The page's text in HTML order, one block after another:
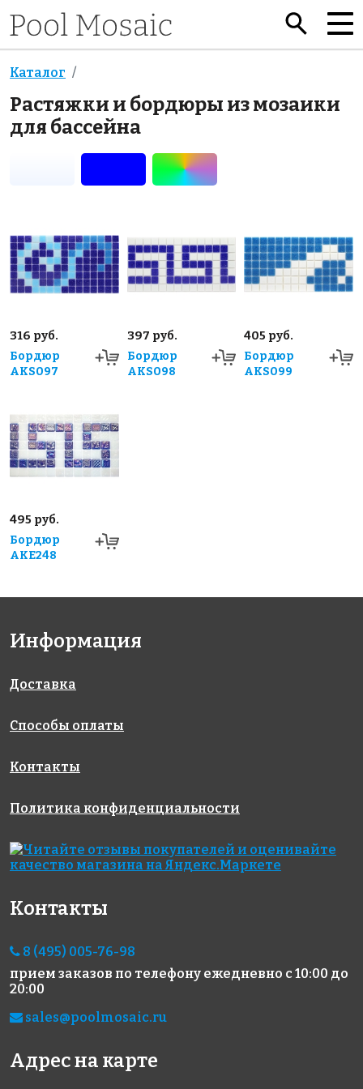
Каталог
Растяжки и бордюры из мозаики
для бассейна
316 руб.
Бордюр
AKS097
397 руб.
Бордюр
AKS098
405 руб.
Бордюр
AKS099
495 руб.
Бордюр
AKE248
Информация
Доставка
Способы оплаты
Контакты
Политика конфиденциальности
Контакты
8 (495) 005-76-98
прием заказов по телефону ежедневно с 10:00 до
20:00
sales@poolmosaic.ru
Адрес на карте